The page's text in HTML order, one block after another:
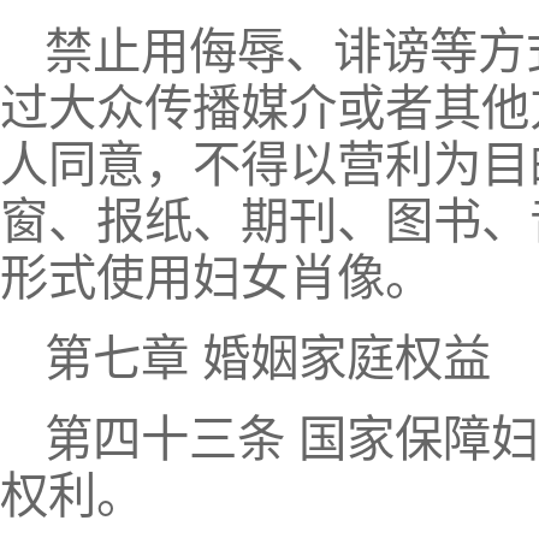
禁止用侮辱、诽谤等
过大众传播媒介或者其
人同意，不得以营利为
窗、报纸、期刊、图书
形式使用妇女肖像。
第七章 婚姻家庭权益
第四十三条 国家保障
权利。